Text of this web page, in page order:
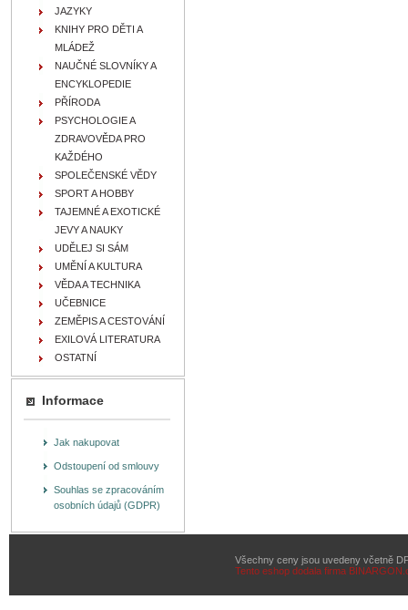
JAZYKY
KNIHY PRO DĚTI A
MLÁDEŽ
NAUČNÉ SLOVNÍKY A
ENCYKLOPEDIE
PŘÍRODA
PSYCHOLOGIE A
ZDRAVOVĚDA PRO
KAŽDÉHO
SPOLEČENSKÉ VĚDY
SPORT A HOBBY
TAJEMNÉ A EXOTICKÉ
JEVY A NAUKY
UDĚLEJ SI SÁM
UMĚNÍ A KULTURA
VĚDA A TECHNIKA
UČEBNICE
ZEMĚPIS A CESTOVÁNÍ
EXILOVÁ LITERATURA
OSTATNÍ
Informace
Jak nakupovat
Odstoupení od smlouvy
Souhlas se zpracováním
osobních údajů (GDPR)
Všechny ceny jsou uvedeny včetně
Tento eshop dodala firma